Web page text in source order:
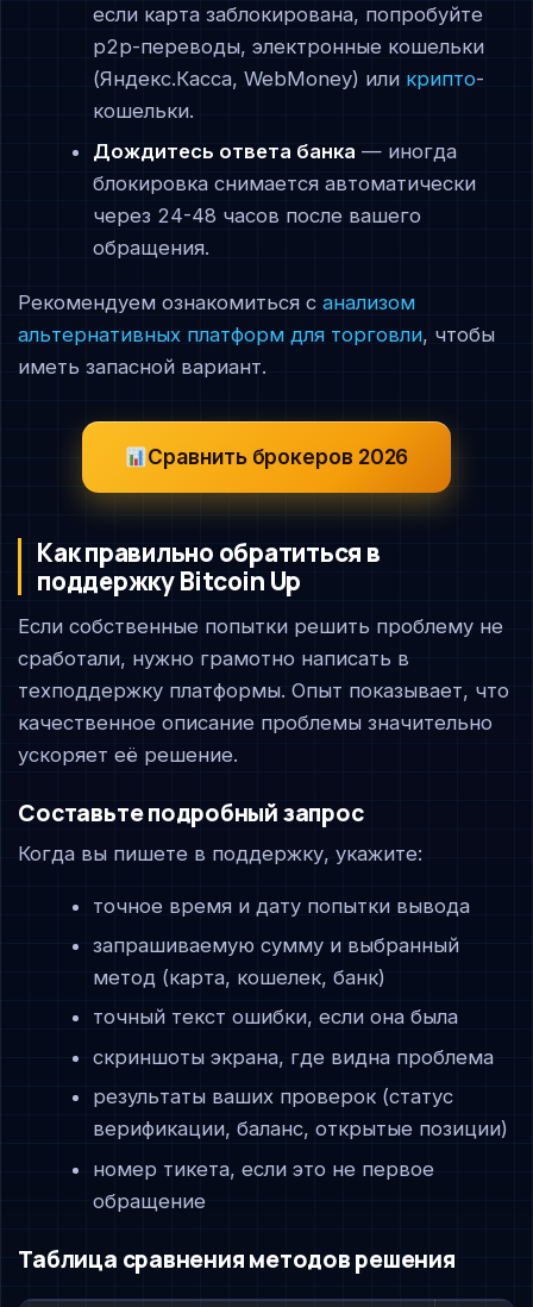
если карта заблокирована, попробуйте
p2p-переводы, электронные кошельки
(Яндекс.Касса, WebMoney) или крипто-
кошельки.
Дождитесь ответа банка — иногда
блокировка снимается автоматически
через 24-48 часов после вашего
обращения.
Рекомендуем ознакомиться санализом
альтернативных платформ для торговли, чтобы
иметь запасной вариант.
Сравнить брокеров 2026
Как правильно обратиться в
поддержку Bitcoin Up
Если собственные попытки решить проблему не
сработали, нужно грамотно написать в
техподдержку платформы. Опыт показывает, что
качественное описание проблемы значительно
ускоряет её решение.
Составьте подробный запрос
Когда вы пишете в поддержку, укажите:
точное время и дату попытки вывода
запрашиваемую сумму и выбранный
метод (карта, кошелек, банк)
точный текст ошибки, если она была
скриншоты экрана, где видна проблема
результаты ваших проверок (статус
верификации, баланс, открытые позиции)
номер тикета, если это не первое
обращение
Таблица сравнения методов решения